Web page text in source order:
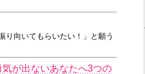
向いてもらいたい！」と願う
が出ないあなたへ3つの